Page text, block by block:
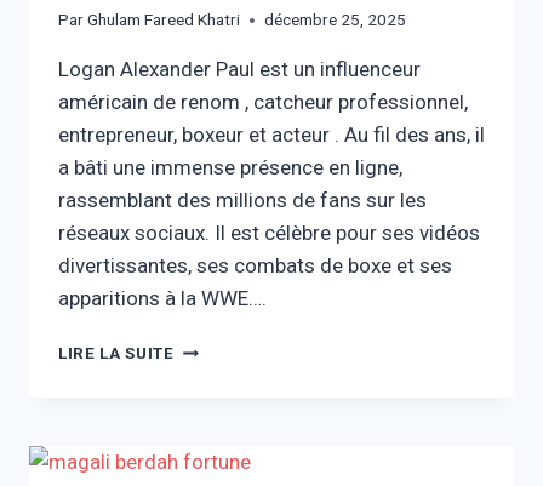
ParGhulam Fareed Khatri décembre 25, 2025
Logan Alexander Paul est un influenceur
américain de renom , catcheur professionnel,
entrepreneur, boxeur et acteur . Au fil des ans, il
a bâti une immense présence en ligne,
rassemblant des millions de fans sur les
réseaux sociaux. Il est célèbre pour ses vidéos
divertissantes, ses combats de boxe et ses
apparitions à la WWE….
LIRE LA SUITELOGAN
BIOGRAPHIE,
CARRIÈRE